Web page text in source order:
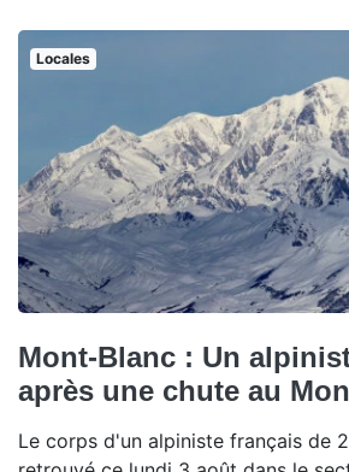
Locales
Mont-Blanc : Un
après une chute au
Le corps d'un alpiniste français de